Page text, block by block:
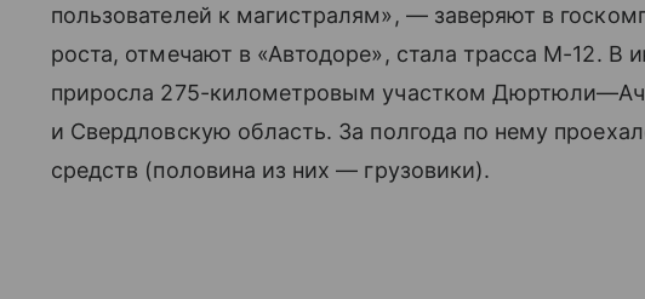
пользователей к магистралям», — заверяют в
роста, отмечают в «Автодоре», стала трасса М-12. В
приросла 275-километровым участком
и Свердловскую область. За полгода по нему
средств (половина из них — грузовики).